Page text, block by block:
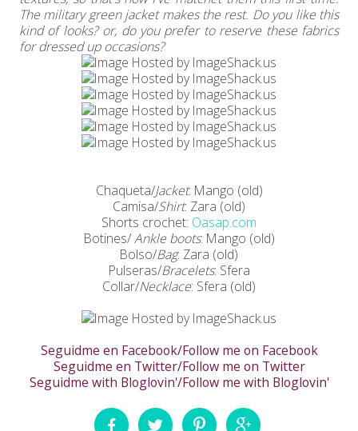
The military green jacket makes the rest. Do you like this
kind of looks? or, do you prefer to reserve these fabrics
for dressed up occasions?
Chaqueta/Jacket: Mango (old)
Camisa/Shirt: Zara (old)
Shorts crochet: Oasap.com
Botines/Ankle boots: Mango (old)
Bolso/Bag: Zara (old)
Pulseras/Bracelets: Sfera
Collar/Necklace: Sfera (old)
Seguidme en Facebook/Follow me on Facebook
Seguidme en Twitter/Follow me on Twitter
Seguidme with Bloglovin'/Follow me with Bloglovin'